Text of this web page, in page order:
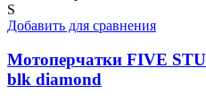
S
Добавить для сравнения
Мотоперчатки FIVE
blk diamond